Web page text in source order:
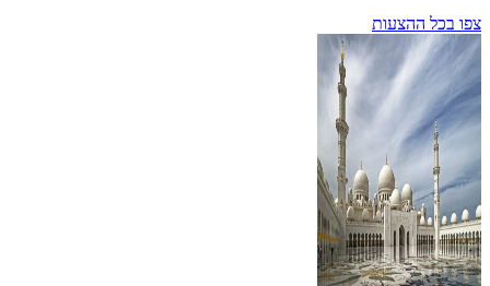
צפו בכל ההצעות